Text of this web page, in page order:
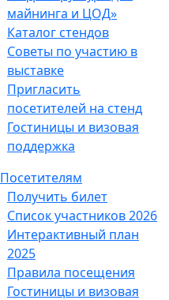
майнинга и ЦОД»
Каталог стендов
Советы по участию в
выставке
Пригласить
посетителей на стенд
Гостиницы и визовая
поддержка
Посетителям
Получить билет
Список участников 2026
Интерактивный план
2025
Правила посещения
Гостиницы и визовая